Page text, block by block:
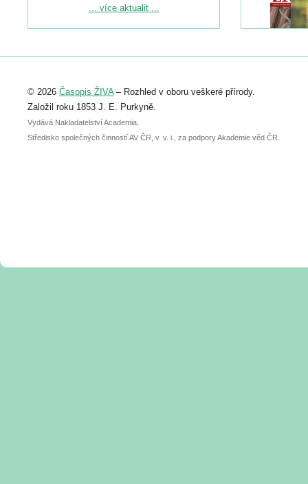
Podrobnější informace ke konferenci
Registrovat se můžete do 6. září.
abstraktu přihlášené přednášky nebo
posteru je už 30. června.
... více aktualit ...
© 2026 Časopis ŽIVA– Rozhled v oboru veškeré přírody.
Založil roku 1853 J. E. Purkyně.
Vydává Nakladatelství Academia,
Středisko společných činností AV ČR, v. v. i., za podpory Akademie věd ČR.